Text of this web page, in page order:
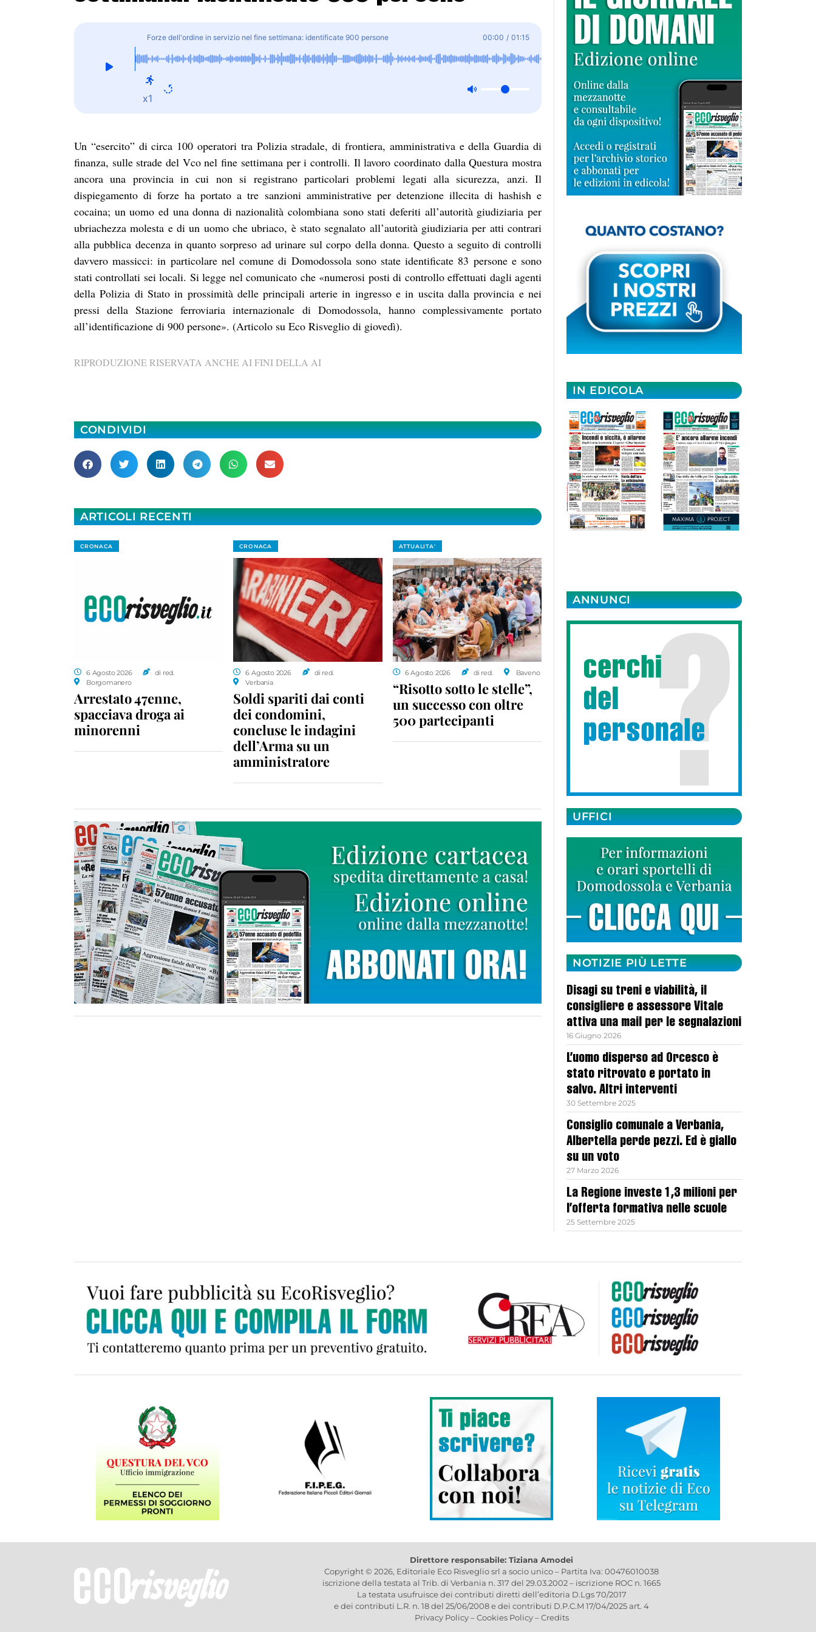
Forze dell'ordine in servizio nel fine settimana: identificate 900 persone 00:00 / 01:15
x1
Un “esercito” di circa 100 operatori tra Polizia stradale, di frontiera, amministrativa e della Guardia di
finanza, sulle strade del Vco nel fine settimana per i controlli. Il lavoro coordinato dalla Questura mostra
ancora una provincia in cui non si registrano particolari problemi legati alla sicurezza, anzi. Il
dispiegamento di forze ha portato a tre sanzioni amministrative per detenzione illecita di hashish e
cocaina; un uomo ed una donna di nazionalità colombiana sono stati deferiti all’autorità giudiziaria per
ubriachezza molesta e di un uomo che ubriaco, è stato segnalato all’autorità giudiziaria per atti contrari
alla pubblica decenza in quanto sorpreso ad urinare sul corpo della donna. Questo a seguito di controlli
davvero massicci: in particolare nel comune di Domodossola sono state identificate 83 persone e sono
stati controllati sei locali. Si legge nel comunicato che «numerosi posti di controllo effettuati dagli agenti
della Polizia di Stato in prossimità delle principali arterie in ingresso e in uscita dalla provincia e nei
pressi della Stazione ferroviaria internazionale di Domodossola, hanno complessivamente portato
all’identificazione di 900 persone». (Articolo su Eco Risveglio di giovedì).
RIPRODUZIONE RISERVATA ANCHE AI FINI DELLA AI
CONDIVIDI
ARTICOLI RECENTI
CRONACA
6 Agosto 2026
di red.
Borgomanero
Arrestato 47enne,
spacciava droga ai
minorenni
CRONACA
6 Agosto 2026
di red.
Verbania
Soldi spariti dai conti
dei condomini,
concluse le indagini
dell’Arma su un
amministratore
ATTUALITA'
6 Agosto 2026 di red. Baveno
“Risotto sotto le stelle”,
un successo con oltre
500 partecipanti
IN EDICOLA
ANNUNCI
UFFICI
NOTIZIE PIÙ LETTE
Disagi su treni e viabilità, il
consigliere e assessore Vitale
attiva una mail per le segnalazioni
16 Giugno 2026
L’uomo disperso ad Orcesco è
stato ritrovato e portato in
salvo. Altri interventi
30 Settembre 2025
Consiglio comunale a Verbania,
Albertella perde pezzi. Ed è giallo
su un voto
27 Marzo 2026
La Regione investe 1,3 milioni per
l’offerta formativa nelle scuole
25 Settembre 2025
Direttore responsabile: Tiziana Amodei
Copyright © 2026, Editoriale Eco Risveglio srl a socio unico – Partita Iva: 00476010038
iscrizione della testata al Trib. di Verbania n. 317 del 29.03.2002 – iscrizione ROC n. 1665
La testata usufruisce dei contributi diretti dell’editoria D.Lgs 70/2017
e dei contributi L.R. n. 18 del 25/06/2008 e dei contributi D.P.C.M 17/04/2025 art. 4
Privacy Policy–Cookies Policy–Credits